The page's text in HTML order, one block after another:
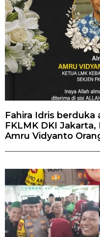
Fahira Idris
FKLMK DKI
Amru Vidyanto